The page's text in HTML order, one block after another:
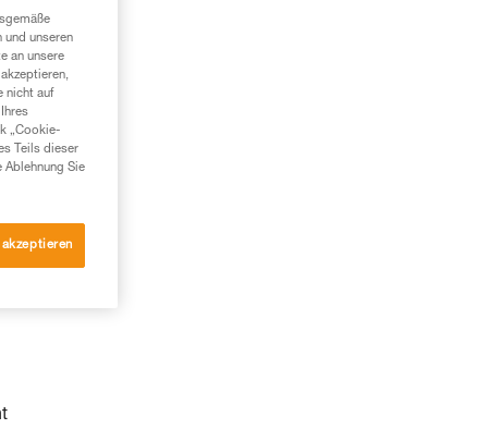
und unseren
an unsere
nicht auf
„Cookie-
Teils dieser
Ablehnung Sie